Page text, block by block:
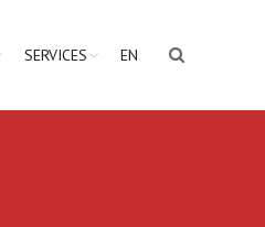
SERVICES EN